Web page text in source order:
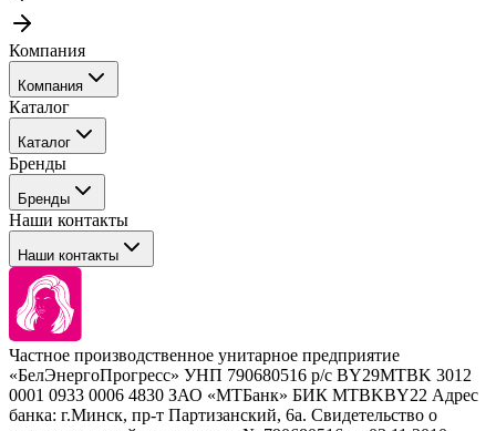
Компания
Компания
События
Покупателю
Каталог
Каталог
Профессиональные средства для окрашивания волос
Сервисные средства
Уход
Стайлинг
Брови и ресницы
Барберинг
Наборы
Расходные материалы
Бренды
Бренды
Tefia
Concept
Kezy
Barex
Sim Sensitive
Kebren
Selective Professional
White Line
Наши контакты
Наши контакты
+ 375 44 7233514
+ 375 29 1649505
info@krasabel.by
Частное производственное унитарное предприятие
«БелЭнергоПрогресс» УНП 790680516 р/с BY29MTBK 3012
0001 0933 0006 4830 ЗАО «МТБанк» БИК MTBKBY22 Адрес
банка: г.Минск, пр-т Партизанский, 6а. Свидетельство о